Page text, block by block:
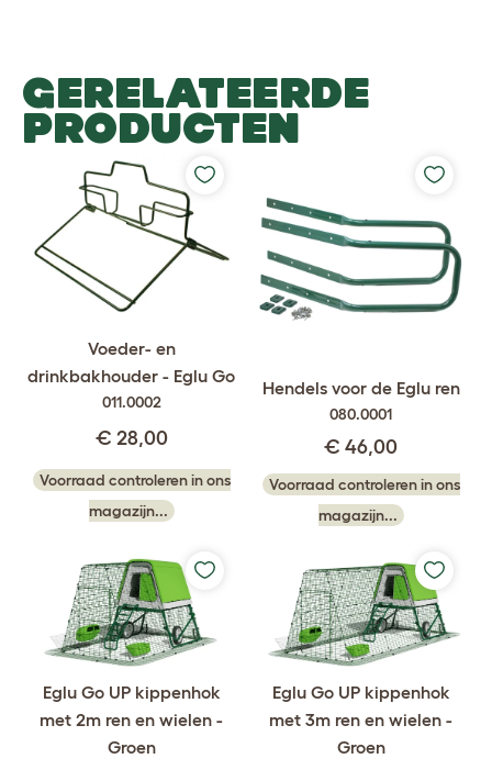
GERELATEERDE
PRODUCTEN
Voeder- en
drinkbakhouder - Eglu Go
011.0002
€ 28,00
Voorraad controleren in ons
magazijn...
Hendels voor de Eglu ren
080.0001
€ 46,00
Voorraad controleren in ons
magazijn...
Eglu Go UP kippenhok
met 2m ren en wielen -
Groen
Eglu Go UP kippenhok
met 3m ren en wielen -
Groen